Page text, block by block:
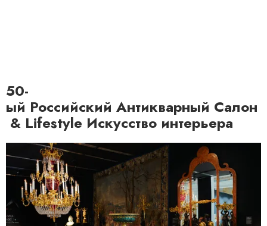
50-
ый Российский Антикварный Салон
& Lifestyle Искусство интерьера